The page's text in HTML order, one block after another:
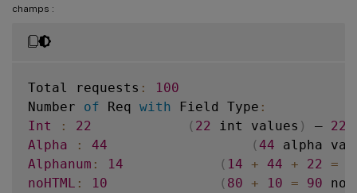
champs :
Total requests :
100
Number of Req with Field Type :
Int
: 22 ( 22 int values ) – 22
Alpha
: 44 (44 alpha
Alphanum : 14 ( 14 + 44 + 22 =
noHTML : 10 ( 80 + 10 = 90